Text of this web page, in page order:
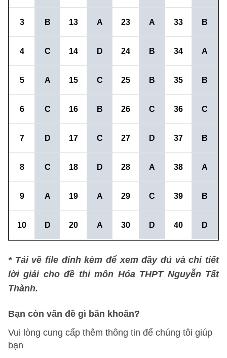
3 B 13 A 23 A 33 B
4 C 14 D 24 B 34 A
5 A 15 C 25 B 35 B
6 C 16 B 26 C 36 C
7 D 17 C 27 D 37 B
8 C 18 D 28 A 38 A
9 A 19 A 29 C 39 B
10 D 20 A 30 D 40 D
* Tải về file đính kèm để xem đầy đủ và chi tiết
lời giải cho đề thi môn Hóa THPT Nguyễn Tất
Thành.
Bạn còn vấn đề gì băn khoăn?
Vui lòng cung cấp thêm thông tin để chúng tôi giúp
bạn